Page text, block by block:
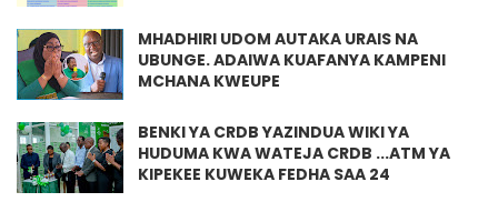
MHADHIRI UDOM AUTAKA URAIS NA
UBUNGE. ADAIWA KUAFANYA KAMPENI
MCHANA KWEUPE
BENKI YA CRDB YAZINDUA WIKI YA
HUDUMA KWA WATEJA CRDB ...ATM YA
KIPEKEE KUWEKA FEDHA SAA 24